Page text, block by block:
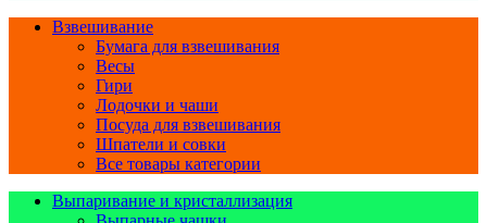
Взвешивание
Бумага для взвешивания
Весы
Гири
Лодочки и чаши
Посуда для взвешивания
Шпатели и совки
Все товары категории
Выпаривание и кристаллизация